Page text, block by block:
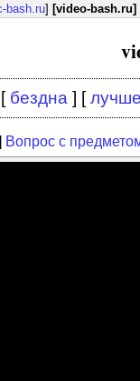
bash.ru] [video-bash.ru]
бездна ] [
Вопрос с